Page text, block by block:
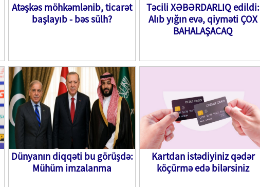
Atəşkəs möhkəmlənib, ticarət
başlayıb - bəs sülh?
Təcili XƏBƏRDARLIQ edildi:
Alıb yığın evə, qiyməti ÇOX
BAHALAŞACAQ
Dünyanın diqqəti bu görüşdə:
Mühüm imzalanma
Kartdan istədiyiniz qədər
köçürmə edə bilərsiniz